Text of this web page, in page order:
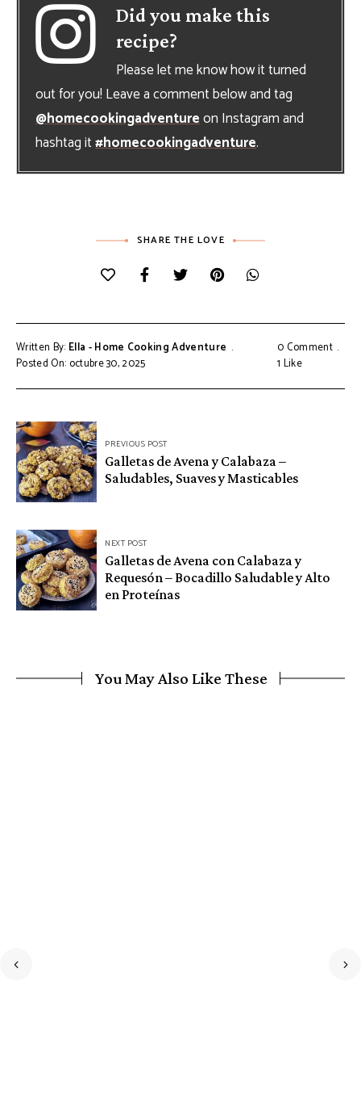
Did you make this
recipe?
Please let me know how it turned
out for you! Leave a comment below and tag
@homecookingadventureon Instagram and
hashtag it#homecookingadventure.
SHARE THE LOVE
Written By: Ella - Home Cooking Adventure
Posted On: octubre 30, 2025
0 Comment
1 Like
Navegación
de
entradas
PREVIOUS POST
Galletas de Avena y Calabaza –
Saludables, Suaves y Masticables
NEXT POST
Galletas de Avena con Calabaza y
Requesón – Bocadillo Saludable y Alto
en Proteínas
You May Also Like These